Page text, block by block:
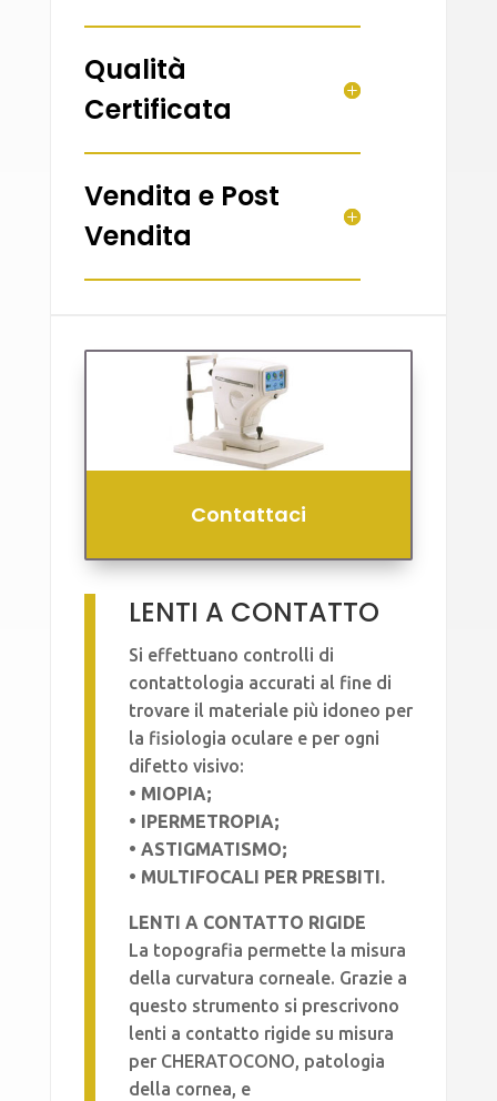
Qualità
Certificata
Vendita e Post
Vendita
Contattaci
LENTI A CONTATTO
Si effettuano controlli di
contattologia accurati al fine di
trovare il materiale più idoneo per
la fisiologia oculare e per ogni
difetto visivo:
• MIOPIA;
• IPERMETROPIA;
• ASTIGMATISMO;
• MULTIFOCALI PER PRESBITI.
LENTI A CONTATTO RIGIDE
La topografia permette la misura
della curvatura corneale. Grazie a
questo strumento si prescrivono
lenti a contatto rigide su misura
per CHERATOCONO, patologia
della cornea, e